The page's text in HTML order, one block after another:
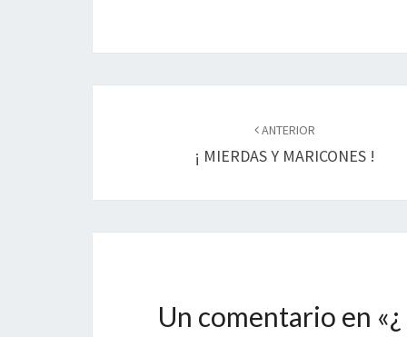
ANTERIOR
¡ MIERDAS Y MARICONES !
Un comentario en «